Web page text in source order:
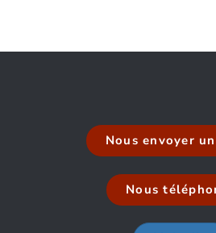
Nous envoyer
Nous